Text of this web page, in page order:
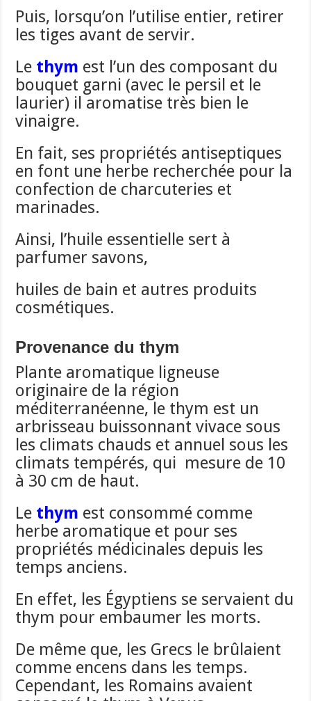
Puis, lorsqu’on l’utilise entier, retirer
les tiges avant de servir.
Le thym est l’un des composant du
bouquet garni (avec le persil et le
laurier) il aromatise très bien le
vinaigre.
En fait, ses propriétés antiseptiques
en font une herbe recherchée pour la
confection de charcuteries et
marinades.
Ainsi, l’huile essentielle sert à
parfumer savons,
huiles de bain et autres produits
cosmétiques.
Provenance du thym
Plante aromatique ligneuse
originaire de la région
méditerranéenne, le thym est un
arbrisseau buissonnant vivace sous
les climats chauds et annuel sous les
climats tempérés, qui mesure de 10
à 30 cm de haut.
Le thym est consommé comme
herbe aromatique et pour ses
propriétés médicinales depuis les
temps anciens.
En effet, les Égyptiens se servaient du
thym pour embaumer les morts.
De même que, les Grecs le brûlaient
comme encens dans les temps.
Cependant, les Romains avaient